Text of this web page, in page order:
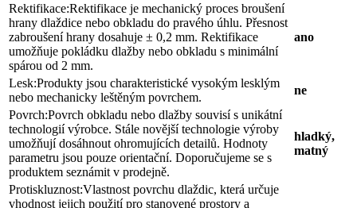
Rektifikace:Rektifikace je mechanický proces broušení
hrany dlaždice nebo obkladu do pravého úhlu. Přesnost
zabroušení hrany dosahuje ± 0,2 mm. Rektifikace
umožňuje pokládku dlažby nebo obkladu s minimální
spárou od 2 mm.
ano
Lesk:Produkty jsou charakteristické vysokým lesklým
nebo mechanicky leštěným povrchem.
ne
Povrch:Povrch obkladu nebo dlažby souvisí s unikátní
technologií výrobce. Stále novější technologie výroby
umožňují dosáhnout ohromujících detailů. Hodnoty
parametru jsou pouze orientační. Doporučujeme se s
produktem seznámit v prodejně.
hladký,
matný
Protiskluznost:Vlastnost povrchu dlaždic, která určuje
vhodnost jejich použití pro stanovené prostory a